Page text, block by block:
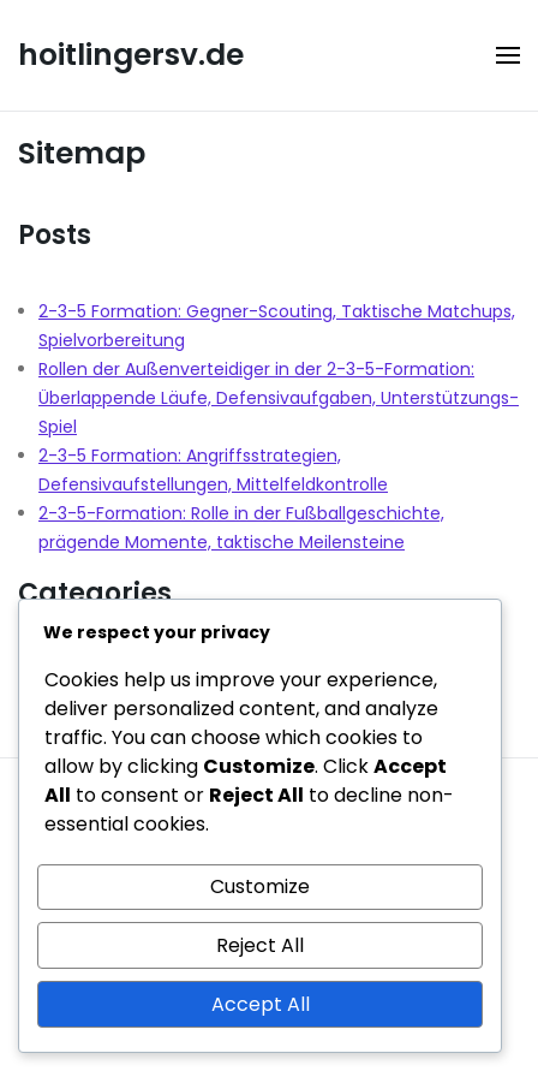
content
hoitlingersv.de
Sitemap
Posts
2-3-5 Formation: Gegner-Scouting, Taktische Matchups,
Spielvorbereitung
Rollen der Außenverteidiger in der 2-3-5-Formation:
Überlappende Läufe, Defensivaufgaben, Unterstützungs-
Spiel
2-3-5 Formation: Angriffsstrategien,
Defensivaufstellungen, Mittelfeldkontrolle
2-3-5-Formation: Rolle in der Fußballgeschichte,
prägende Momente, taktische Meilensteine
Categories
Entwicklungsgeschichte des 2-3-5
Spielerrollen in der 2-3-5-Formation
Taktische Analyse der 2-3-5-Formation
Copyright © 2026 hoitlingersv.de | Powered bySpexo
WordPress Theme
Wer wir sind
Kontakt aufnehmen
Allgemeine Geschäftsbedingungen
Cookies und Tracking
Datenschutzrichtlinie
We respect your privacy
Cookies help us improve your experience,
deliver personalized content, and analyze
traffic. You can choose which cookies to
allow by clicking Customize. ClickAccept
All to consent or Reject All to decline non-
essential cookies.
Customize
Reject All
Accept All